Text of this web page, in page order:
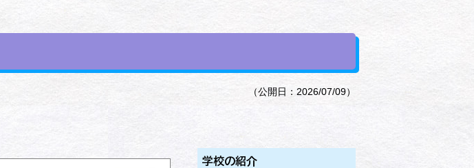
（公開日：2026/07/09）
学校の紹介